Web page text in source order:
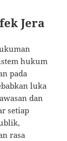
Jera
hukum
pada
luka
dan
setiap
rasa